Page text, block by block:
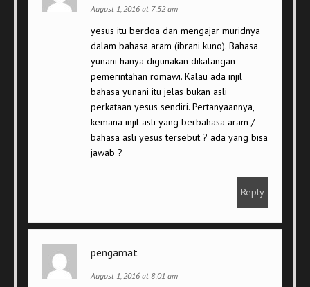
August 1, 2016 at 7:52 am
yesus itu berdoa dan mengajar muridnya
dalam bahasa aram (ibrani kuno). Bahasa
yunani hanya digunakan dikalangan
pemerintahan romawi. Kalau ada injil
bahasa yunani itu jelas bukan asli
perkataan yesus sendiri. Pertanyaannya,
kemana injil asli yang berbahasa aram /
bahasa asli yesus tersebut ? ada yang bisa
jawab ?
Reply
pengamat
August 1, 2016 at 8:01 am